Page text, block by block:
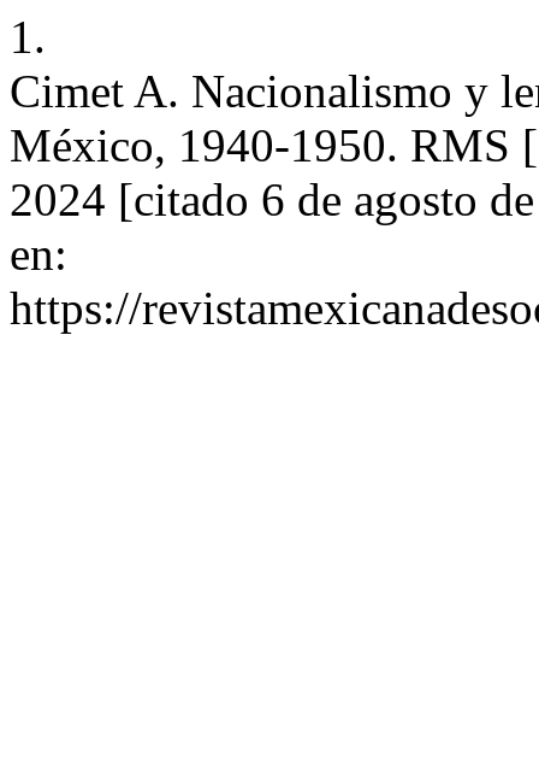
1.
Cimet A. Nacionalismo y
México, 1940-1950. RMS
2024 [citado 6 de agosto
en:
https://